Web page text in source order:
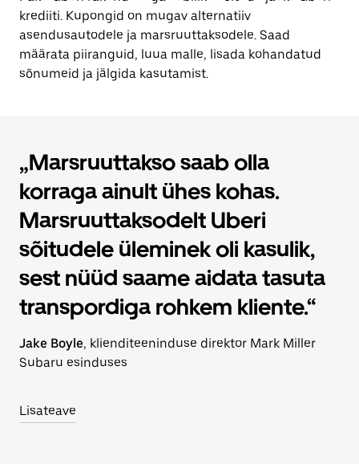
krediiti. Kupongid on mugav alternatiiv
asendusautodele ja marsruuttaksodele. Saad
määrata piiranguid, luua malle, lisada kohandatud
sõnumeid ja jälgida kasutamist.
„Marsruuttakso saab olla
korraga ainult ühes kohas.
Marsruuttaksodelt Uberi
sõitudele üleminek oli kasulik,
sest nüüd saame aidata tasuta
transpordiga rohkem kliente.“
Jake Boyle, klienditeeninduse direktor Mark Miller
Subaru esinduses
Lisateave